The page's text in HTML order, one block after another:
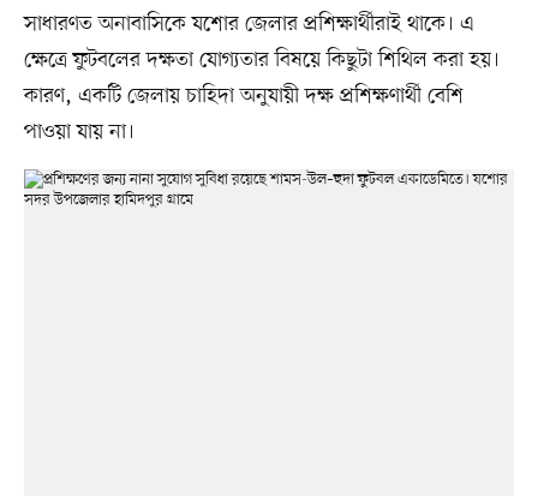
সাধারণত অনাবাসিকে যশোর জেলার প্রশিক্ষার্থীরাই থাকে। এ
ক্ষেত্রে ফুটবলের দক্ষতা যোগ্যতার বিষয়ে কিছুটা শিথিল করা হয়।
কারণ, একটি জেলায় চাহিদা অনুযায়ী দক্ষ প্রশিক্ষণার্থী বেশি
পাওয়া যায় না।